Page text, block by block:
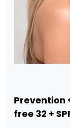
Prevention
free 32 +